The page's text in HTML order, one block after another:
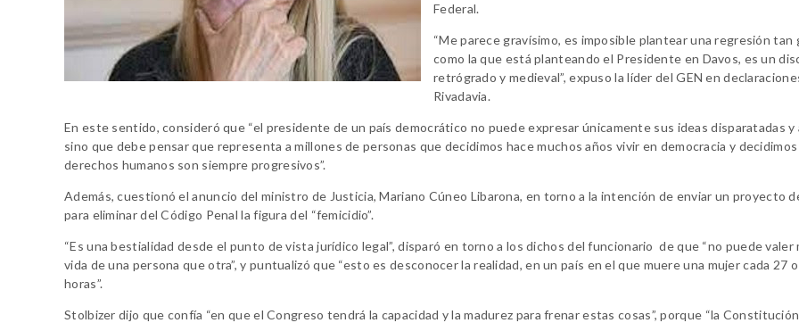
Federal.
“Me parece gravísimo, es imposible plantear una regresión tan
como la que está planteando el Presidente en Davos, es un
retrógrado y medieval”, expuso la líder del GEN en
Rivadavia.
En este sentido, consideró que “el presidente de un país democrático no puede expresar únicamente sus ideas disparatadas y
sino que debe pensar que representa a millones de personas que decidimos hace muchos años vivir en democracia y
derechos humanos son siempre progresivos”.
Además, cuestionó el anuncio del ministro de Justicia, Mariano Cúneo Libarona, en torno a la intención de enviar un proyecto
para eliminar del Código Penal la figura del “femicidio”.
“Es una bestialidad desde el punto de vista jurídico legal”, disparó en torno a los dichos del funcionario de que “no puede valer
vida de una persona que otra”, y puntualizó que “esto es desconocer la realidad, en un país en el que muere una mujer cada 27
horas”.
Stolbizer dijo que confía “en que el Congreso tendrá la capacidad y la madurez para frenar estas cosas”, porque “la Constitución